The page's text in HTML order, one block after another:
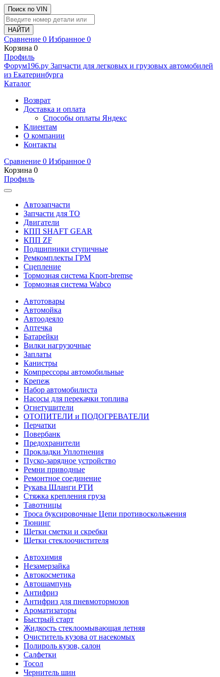
Поиск по VIN
Сравнение 0 Избранное 0
Корзина 0
Профиль
Фoрум196.ру Запчасти для легковых и грузовых автомобилей
из Екатеринбурга
Каталог
Возврат
Доставка и оплата
Способы оплаты Яндекс
Клиентам
О компании
Контакты
Сравнение 0 Избранное 0
Корзина 0
Профиль
Автозапчасти
Запчасти для ТО
Двигатели
КПП SHAFT GEAR
КПП ZF
Подшипники ступичные
Ремкомплекты ГРМ
Сцепление
Тормозная система Knorr-bremse
Тормозная система Wabco
Автотовары
Автомойка
Автоодеяло
Аптечка
Батарейки
Вилки нагрузочные
Заплаты
Канистры
Компрессоры автомобильные
Крепеж
Набор автомобилиста
Насосы для перекачки топлива
Огнетушители
ОТОПИТЕЛИ и ПОДОГРЕВАТЕЛИ
Перчатки
Повербанк
Предохранители
Прокладки Уплотнения
Пуско-зарядное устройство
Ремни приводные
Ремонтное соединение
Рукава Шланги РТИ
Стяжка крепления груза
Тавотницы
Троса буксировочные Цепи противоскольжения
Тюнинг
Щетки сметки и скребки
Щетки стеклоочистителя
Автохимия
Незамерзайка
Автокосметика
Автошампунь
Антифриз
Антифриз для пневмотормозов
Ароматизаторы
Быстрый старт
Жидкость стеклоомывающая летняя
Очиститель кузова от насекомых
Полироль кузов, салон
Салфетки
Тосол
Чернитель шин